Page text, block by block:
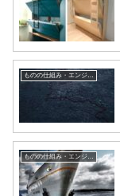
ものの仕組み・エンジニア
ものの仕組み・エンジニア